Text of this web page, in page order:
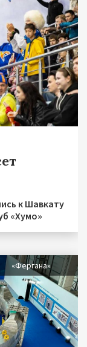
к Шавкату
«Хумо»
«Фергана»